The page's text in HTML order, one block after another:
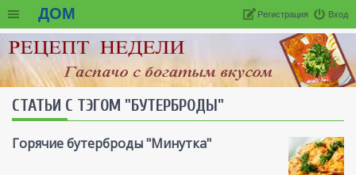
ДОМ Вход
Регистрация
СТАТЬИ С ТЭГОМ "БУТЕРБРОДЫ"
Горячие бутерброды "Минутка"